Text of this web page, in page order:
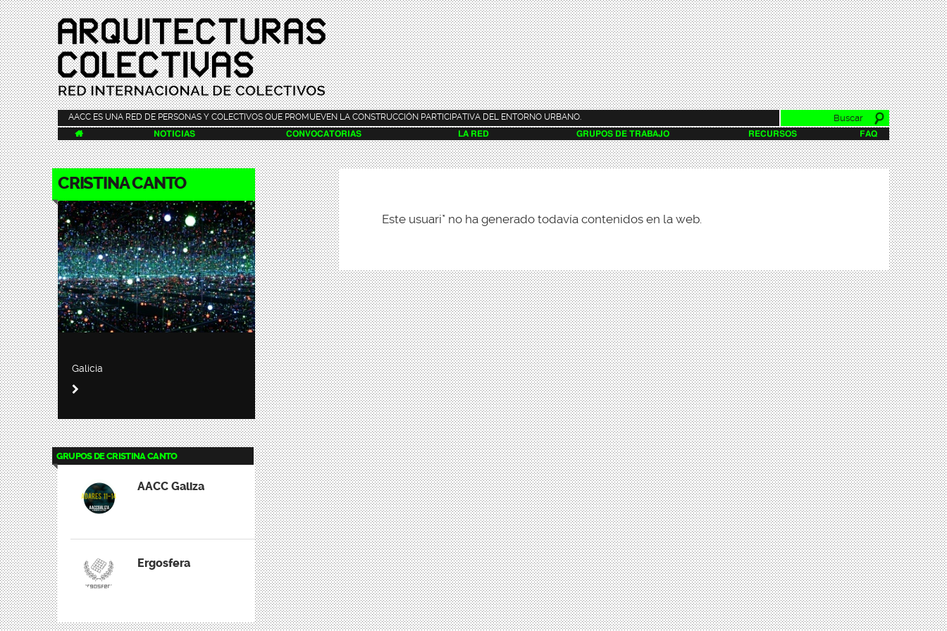
Pasar al
contenido
principal
AACC ES UNA RED DE PERSONAS Y COLECTIVOS QUE PROMUEVEN LA CONSTRUCCIÓN PARTICIPATIVA DEL ENTORNO URBANO.
Formulario de
búsqueda
 NOTICIAS CONVOCATORIAS LA RED GRUPOS DE TRABAJO RECURSOS FAQ
CRISTINA CANTO
Galicia
GRUPOS DE CRISTINA CANTO
AACC Galiza
Ergosfera
Este usuari* no ha generado todavía contenidos en la web.